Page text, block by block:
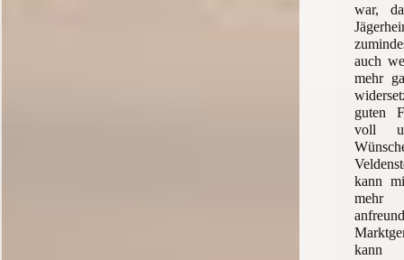
war,
auch
mehr
guten
voll
kann
mehr